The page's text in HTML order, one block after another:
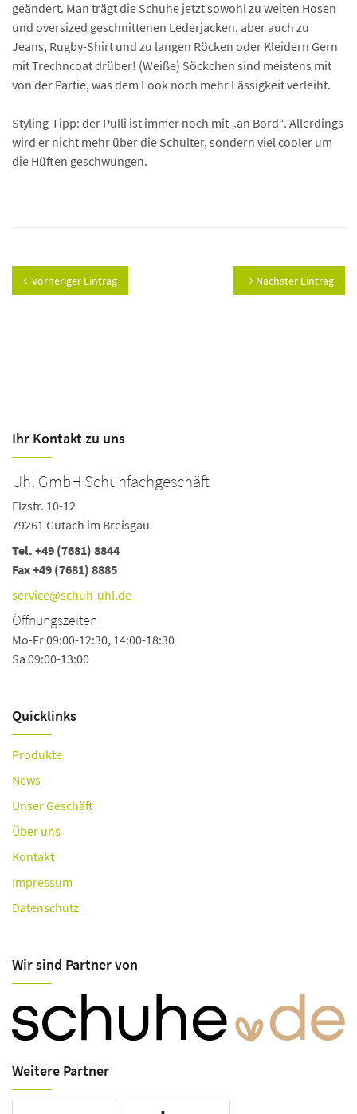
geändert. Man trägt die Schuhe jetzt sowohl zu weiten Hosen
und oversized geschnittenen Lederjacken, aber auch zu
Jeans, Rugby-Shirt und zu langen Röcken oder Kleidern Gern
mit Trechncoat drüber! (Weiße) Söckchen sind meistens mit
von der Partie, was dem Look noch mehr Lässigkeit verleiht.
Styling-Tipp: der Pulli ist immer noch mit „an Bord“. Allerdings
wird er nicht mehr über die Schulter, sondern viel cooler um
die Hüften geschwungen.
Vorheriger Eintrag Nächster Eintrag
Ihr Kontakt zu uns
Uhl GmbH Schuhfachgeschäft
Elzstr. 10-12
79261 Gutach im Breisgau
Tel. +49 (7681) 8844
Fax +49 (7681) 8885
service@schuh-uhl.de
Öffnungszeiten
Mo-Fr 09:00-12:30, 14:00-18:30
Sa 09:00-13:00
Quicklinks
Produkte
News
Unser Geschäft
Über uns
Kontakt
Impressum
Datenschutz
Wir sind Partner von
Weitere Partner